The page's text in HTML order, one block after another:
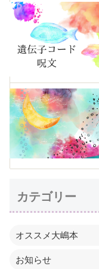
カテゴリー
オススメ大嶋本
お知らせ